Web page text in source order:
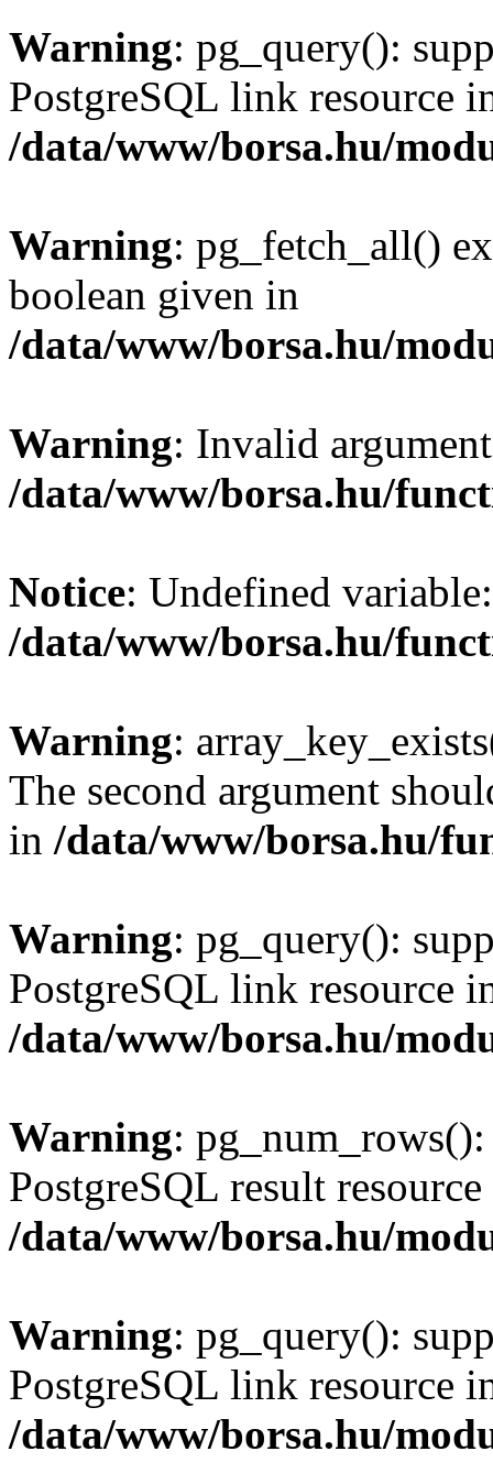
Warning: pg_query():
PostgreSQL link resource
/data/www/borsa.hu/
Warning: pg_fetch_all()
boolean given in
/data/www/borsa.hu/
Warning: Invalid
/data/www/borsa.hu/
Notice: Undefined
/data/www/borsa.hu/
Warning:
The second argument
in /data/www/borsa.hu/
Warning: pg_query():
PostgreSQL link resource
/data/www/borsa.hu/
Warning:
PostgreSQL result
/data/www/borsa.hu/
Warning: pg_query():
PostgreSQL link resource
/data/www/borsa.hu/